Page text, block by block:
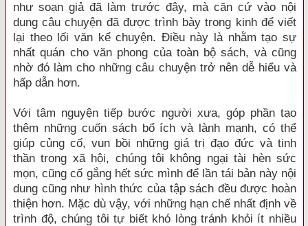
như soạn giả đã làm trước đây, mà căn cứ vào nội
dung câu chuyện đã được trình bày trong kinh để viết
lại theo lối văn kể chuyện. Điều này là nhằm tạo sự
nhất quán cho văn phong của toàn bộ sách, và cũng
nhờ đó làm cho những câu chuyện trở nên dễ hiểu và
hấp dẫn hơn.
Với tâm nguyện tiếp bước người xưa, góp phần tạo
thêm những cuốn sách bổ ích và lành mạnh, có thể
giúp củng cố, vun bồi những giá trị đạo đức và tinh
thần trong xã hội, chúng tôi không ngại tài hèn sức
mọn, cũng cố gắng hết sức mình để lần tái bản này nội
dung cũng như hình thức của tập sách đều được hoàn
thiện hơn. Mặc dù vậy, với những hạn chế nhất định về
trình độ, chúng tôi tự biết khó lòng tránh khỏi ít nhiều